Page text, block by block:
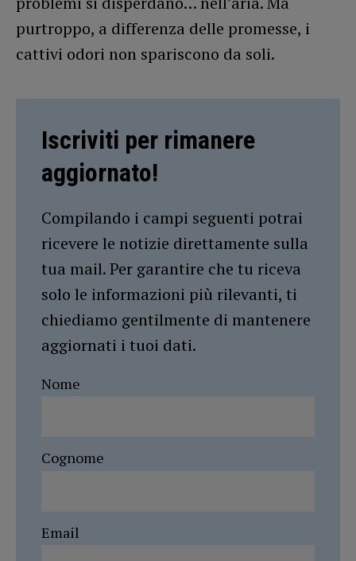
purtroppo, a differenza delle promesse, i
cattivi odori non spariscono da soli.
Iscriviti per rimanere
aggiornato!
Compilando i campi seguenti potrai
ricevere le notizie direttamente sulla
tua mail. Per garantire che tu riceva
solo le informazioni più rilevanti, ti
chiediamo gentilmente di mantenere
aggiornati i tuoi dati.
Nome
Cognome
Email